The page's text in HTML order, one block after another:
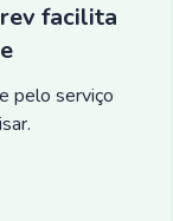
facilita
pelo serviço